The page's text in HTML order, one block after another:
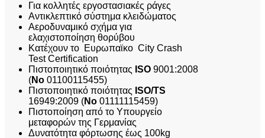
Για κολλητές εργοστασιακές ράγες
Αντικλεπτικό σύστημα κλειδώματος
Αεροδυναμικό σχήμα για
ελαχιστοποίηση θορύβου
Κατέχουν το Ευρωπαϊκο City Crash
Test Certification
Πιστοποιητικό ποιότητας ISO 9001:2008
(No 01100115455)
Πιστοποιητικό ποιότητας ISO/TS
16949:2009 (No 01111115459)
Πιστοποίηση από το Υπουργείο
μεταφορών της Γερμανίας
Δυνατότητα φόρτωσης έως 100kg